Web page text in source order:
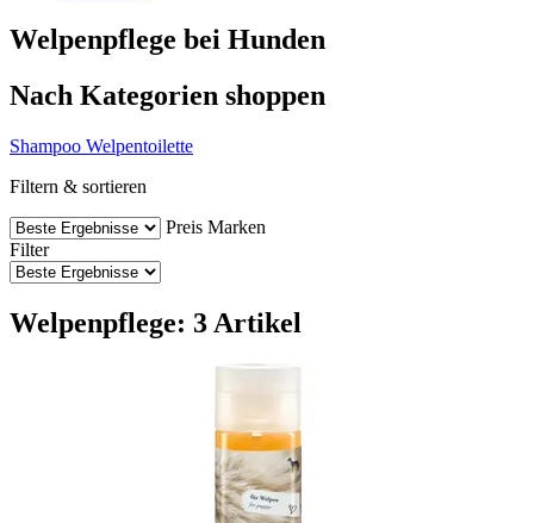
Welpenpflege bei Hunden
Nach Kategorien shoppen
Shampoo Welpentoilette
Filtern & sortieren
Preis Marken
Filter
Welpenpflege: 3 Artikel